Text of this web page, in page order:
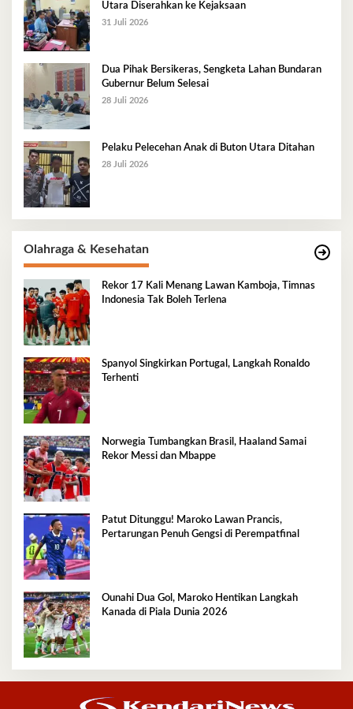
Utara Diserahkan ke Kejaksaan
31 Juli 2026
Dua Pihak Bersikeras, Sengketa Lahan Bundaran
Gubernur Belum Selesai
28 Juli 2026
Pelaku Pelecehan Anak di Buton Utara Ditahan
28 Juli 2026
Olahraga & Kesehatan
Rekor 17 Kali Menang Lawan Kamboja, Timnas
Indonesia Tak Boleh Terlena
Spanyol Singkirkan Portugal, Langkah Ronaldo
Terhenti
Norwegia Tumbangkan Brasil, Haaland Samai
Rekor Messi dan Mbappe
Patut Ditunggu! Maroko Lawan Prancis,
Pertarungan Penuh Gengsi di Perempatfinal
Ounahi Dua Gol, Maroko Hentikan Langkah
Kanada di Piala Dunia 2026